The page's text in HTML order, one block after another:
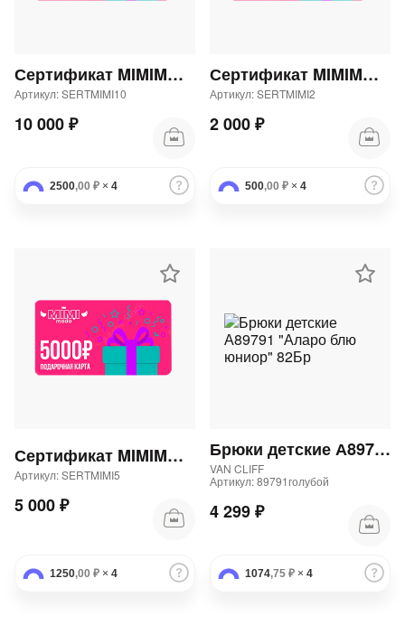
Сертификат MIMIMODA 10000 р.
Артикул: SERTMIMI10
10 000 ₽
2500,00 ₽ × 4
Сертификат MIMIMODA 2000 р.
Артикул: SERTMIMI2
2 000 ₽
500,00 ₽ × 4
Сертификат MIMIMODA 5000 р.
Артикул: SERTMIMI5
5 000 ₽
1250,00 ₽ × 4
Брюки детские А89791 "Аларо блю юниор" 82Бр
VAN CLIFF
Артикул: 89791голубой
4 299 ₽
1074,75 ₽ × 4